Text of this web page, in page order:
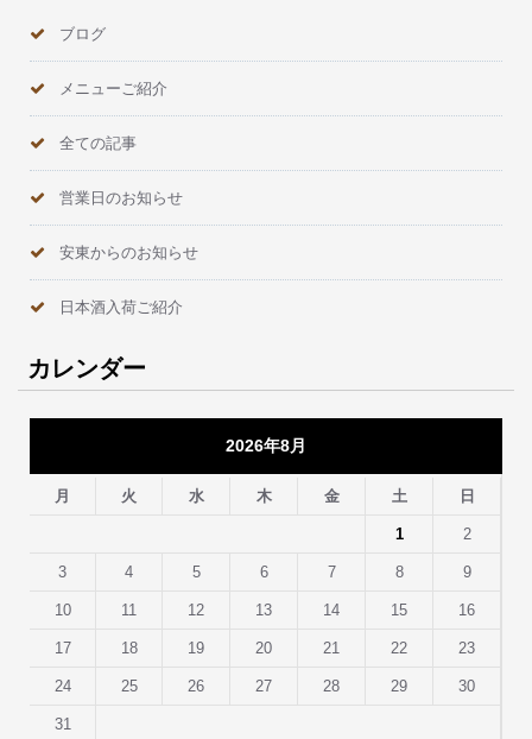
ブログ
メニューご紹介
全ての記事
営業日のお知らせ
安東からのお知らせ
日本酒入荷ご紹介
カレンダー
2026年8月
月 火 水 木 金 土 日
1 2
3 4 5 6 7 8 9
10 11 12 13 14 15 16
17 18 19 20 21 22 23
24 25 26 27 28 29 30
31